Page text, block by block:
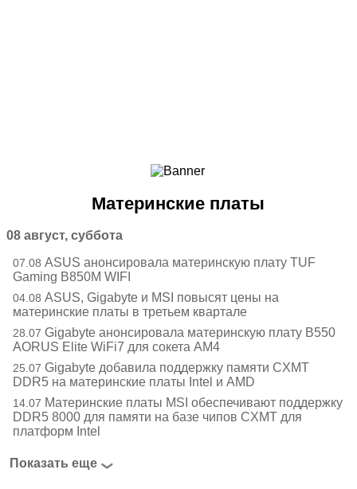
Смартфоны
Периферия
Материнские платы
08 август, суббота
07.08 ASUS анонсировала материнскую плату TUF
Gaming B850M WIFI
04.08 ASUS, Gigabyte и MSI повысят цены на
материнские платы в третьем квартале
28.07 Gigabyte анонсировала материнскую плату B550
AORUS Elite WiFi7 для сокета AM4
25.07 Gigabyte добавила поддержку памяти CXMT
DDR5 на материнские платы Intel и AMD
14.07 Материнские платы MSI обеспечивают поддержку
DDR5 8000 для памяти на базе чипов CXMT для
платформ Intel
Показать еще